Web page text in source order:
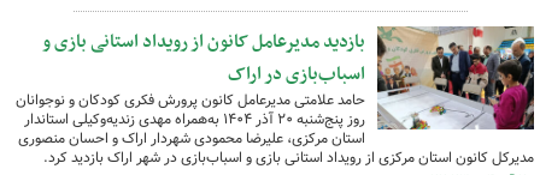
بازدید مدیرعامل کانون از رویداد استانی بازی و
اسباب‌بازی در اراک
حامد علامتی مدیرعامل کانون پرورش فکری کودکان و نوجوانان
روز پنج‌شنبه ۲۰ آذر ۱۴۰۴ به‌همراه مهدی زندیه‌وکیلی استاندار
استان مرکزی، علیرضا محمودی شهردار اراک و احسان منصوری
مدیرکل کانون استان مرکزی از رویداد استانی بازی و اسباب‌بازی در شهر اراک بازدید کرد.